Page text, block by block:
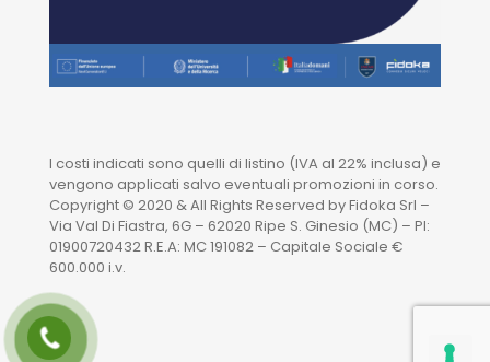
I costi indicati sono quelli di listino (IVA al 22% inclusa) e
vengono applicati salvo eventuali promozioni in corso.
Copyright © 2020 & All Rights Reserved by Fidoka Srl –
Via Val Di Fiastra, 6G – 62020 Ripe S. Ginesio (MC) – PI:
01900720432 R.E.A: MC 191082 – Capitale Sociale €
600.000 i.v.